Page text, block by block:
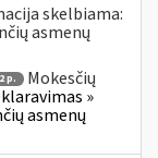
skelbiama:
asmenų
p.
Mokesčių
»
asmenų